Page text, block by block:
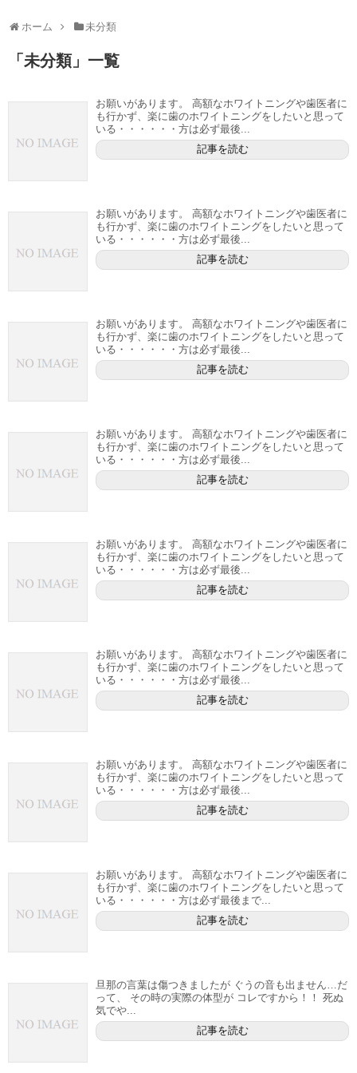
ホーム 未分類
「 未分類」 一覧
お願いがあります。 高額なホワイトニングや歯医者に
も行かず、楽に歯のホワイトニングをしたいと思って
いる・・・・・・方は必ず最後...
記事を読む
お願いがあります。 高額なホワイトニングや歯医者に
も行かず、楽に歯のホワイトニングをしたいと思って
いる・・・・・・方は必ず最後...
記事を読む
お願いがあります。 高額なホワイトニングや歯医者に
も行かず、楽に歯のホワイトニングをしたいと思って
いる・・・・・・方は必ず最後...
記事を読む
お願いがあります。 高額なホワイトニングや歯医者に
も行かず、楽に歯のホワイトニングをしたいと思って
いる・・・・・・方は必ず最後...
記事を読む
お願いがあります。 高額なホワイトニングや歯医者に
も行かず、楽に歯のホワイトニングをしたいと思って
いる・・・・・・方は必ず最後...
記事を読む
お願いがあります。 高額なホワイトニングや歯医者に
も行かず、楽に歯のホワイトニングをしたいと思って
いる・・・・・・方は必ず最後...
記事を読む
お願いがあります。 高額なホワイトニングや歯医者に
も行かず、楽に歯のホワイトニングをしたいと思って
いる・・・・・・方は必ず最後...
記事を読む
お願いがあります。 高額なホワイトニングや歯医者に
も行かず、楽に歯のホワイトニングをしたいと思って
いる・・・・・・方は必ず最後まで...
記事を読む
旦那の言葉は傷つきましたが ぐうの音も出ません…だ
って、 その時の実際の体型が コレですから！！ 死ぬ
気でや...
記事を読む